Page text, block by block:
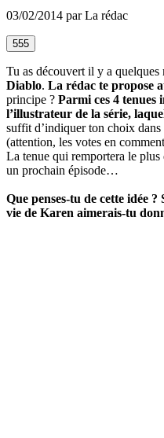
03/02/2014 par La rédac
555
Tu as découvert il y a
Diablo. La rédac te propose
principe ? Parmi ces 4 tenues
l’illustrateur de la série,
suffit d’indiquer ton choix dans
(attention, les votes en
La tenue qui remportera le
un prochain épisode…
Que penses-tu de cette idée
vie de Karen aimerais-tu